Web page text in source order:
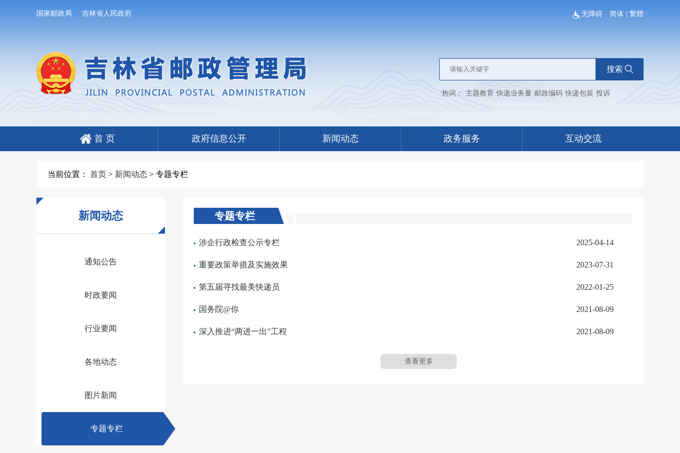
国家邮政局 吉林省人民政府 无障碍 简体 繁體
搜索
热词： 主题教育 快递业务量 邮政编码 快递包装 投诉
首 页 政府信息公开 新闻动态 政务服务 互动交流
当前位置： 首页> 新闻动态> 专题专栏
新闻动态
通知公告
时政要闻
行业要闻
各地动态
图片新闻
专题专栏
专题专栏
涉企行政检查公示专栏 2025-04-14
重要政策举措及实施效果 2023-07-31
第五届寻找最美快递员 2022-01-25
国务院@你 2021-08-09
深入推进“两进一出”工程 2021-08-09
查看更多